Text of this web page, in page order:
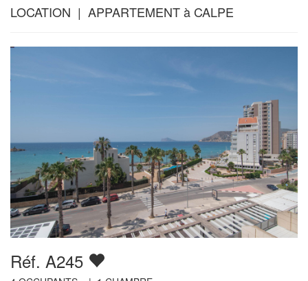
LOCATION | APPARTEMENT à CALPE
Réf. A245